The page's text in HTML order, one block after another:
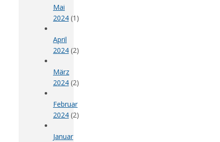
Mai
2024 (1)
April
2024 (2)
März
2024 (2)
Februar
2024 (2)
Januar